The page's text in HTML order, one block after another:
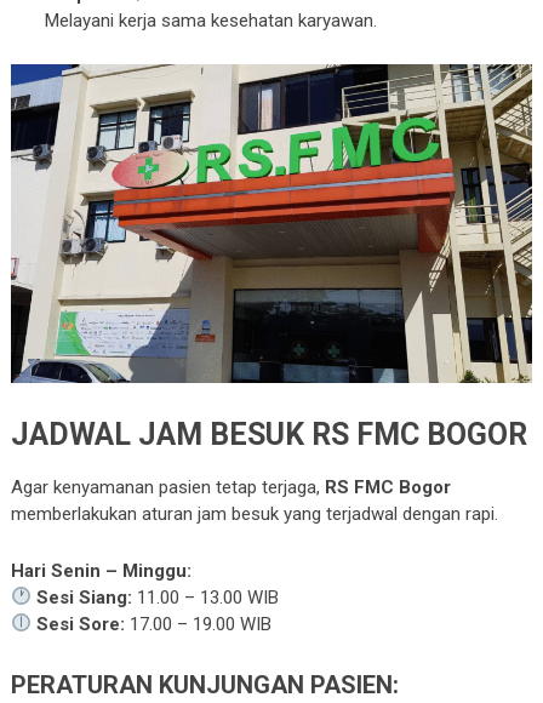
Melayani kerja sama kesehatan karyawan.
JADWAL JAM BESUK RS FMC BOGOR
Agar kenyamanan pasien tetap terjaga, RS FMC Bogor
memberlakukan aturan jam besuk yang terjadwal dengan rapi.
Hari Senin – Minggu:
Sesi Siang: 11.00 – 13.00 WIB
Sesi Sore: 17.00 – 19.00 WIB
PERATURAN KUNJUNGAN PASIEN: